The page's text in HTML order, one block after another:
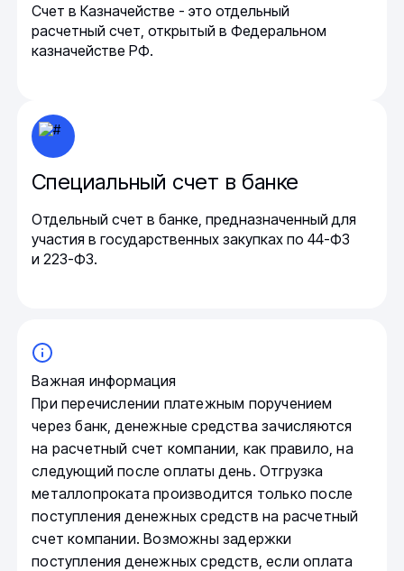
Счет в Казначействе - это отдельный
расчетный счет, открытый в Федеральном
казначействе РФ.
Специальный счет в банке
Отдельный счет в банке, предназначенный для
участия в государственных закупках по 44-ФЗ
и 223-ФЗ.
Важная информация
При перечислении платежным поручением
через банк, денежные средства зачисляются
на расчетный счет компании, как правило, на
следующий после оплаты день. Отгрузка
металлопроката производится только после
поступления денежных средств на расчетный
счет компании. Возможны задержки
поступления денежных средств, если оплата